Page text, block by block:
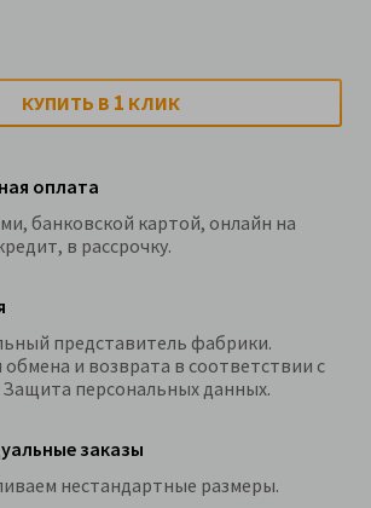
КУПИТЬ В 1 КЛИК
оплата
банковской картой, онлайн на
в рассрочку.
представитель фабрики.
обмена и возврата в соответствии с
персональных данных.
заказы
нестандартные размеры.